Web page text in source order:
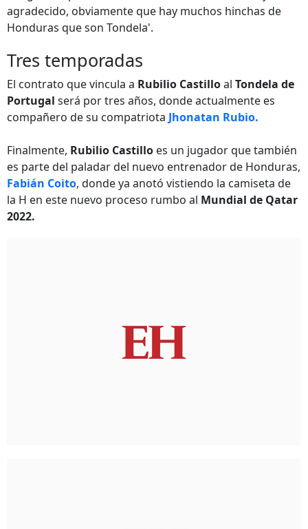
agradecido, obviamente que hay muchos hinchas de
Honduras que son Tondela'.
Tres temporadas
El contrato que vincula a Rubilio Castilloal Tondela de
Portugal será por tres años, donde actualmente es
compañero de su compatriota Jhonatan Rubio.
Finalmente, Rubilio Castillo es un jugador que también
es parte del paladar del nuevo entrenador de Honduras,
Fabián Coito, donde ya anotó vistiendo la camiseta de
la H en este nuevo proceso rumbo al Mundial de Qatar
2022.